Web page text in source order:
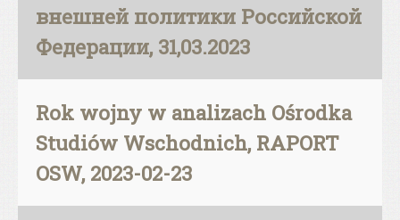
внешней политики Российской
Федерации, 31,03.2023
Rok wojny w analizach Ośrodka
Studiów Wschodnich, RAPORT
OSW, 2023-02-23